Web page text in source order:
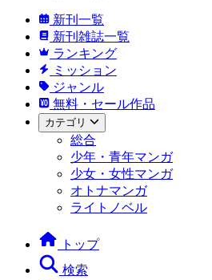
新刊一覧
新刊雑誌一覧
ランキング
ミッション
ジャンル
無料・セール作品
カテゴリ
総合
少年・青年マンガ
少女・女性マンガ
オトナマンガ
ライトノベル
トップ
検索